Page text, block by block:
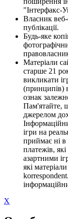
"Інтерфакс-
Власник веб-
публікації.
Будь-яке
Матеріали
старше 21
викликати
(принципів)
ознак
Пам'ятайте,
джерелом
ігри на
приймає ні в
платежів,
азартними
які
X